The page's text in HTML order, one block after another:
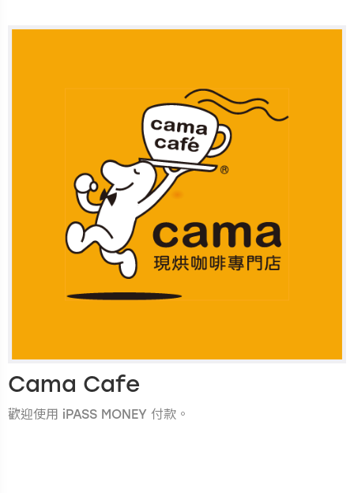
Cama Cafe
歡迎使用 iPASS MONEY 付款。